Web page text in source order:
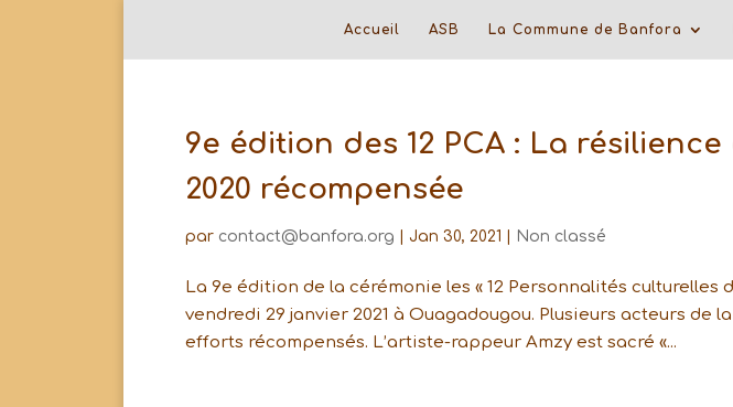
Accueil ASB La Commune de Banfora
9e édition des 12 PCA : La
2020 récompensée
par contact@banfora.org Jan 30, 2021 Non classé
La 9e édition de la cérémonie les « 12 Personnalités culturelles
vendredi 29 janvier 2021 à Ouagadougou. Plusieurs acteurs de
efforts récompensés. L’artiste-rappeur Amzy est sacré «...